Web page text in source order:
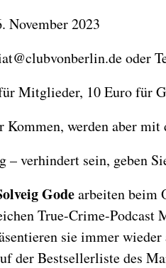
November 2023
oder
Mitglieder, 10 Euro für
werden aber
verhindert sein, geben
Godearbeiten beim
True-Crime-
sie immer
der Bestsellerliste des